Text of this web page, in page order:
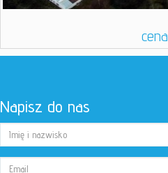
cena
Napisz do nas